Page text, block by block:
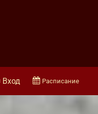
Вход Расписание